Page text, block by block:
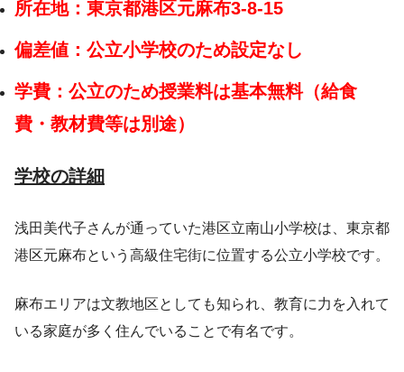
所在地：東京都港区元麻布3-8-15
偏差値：公立小学校のため設定なし
学費：公立のため授業料は基本無料（給食
費・教材費等は別途）
学校の詳細
浅田美代子さんが通っていた港区立南山小学校は、東京都
港区元麻布という高級住宅街に位置する公立小学校です。
麻布エリアは文教地区としても知られ、教育に力を入れて
いる家庭が多く住んでいることで有名です。